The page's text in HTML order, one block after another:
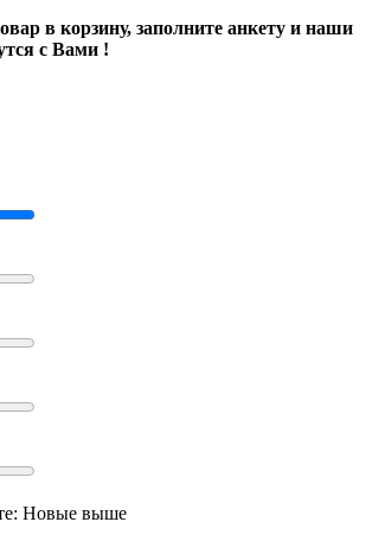
в корзину, заполните анкету и наши
с Вами !
Новые выше